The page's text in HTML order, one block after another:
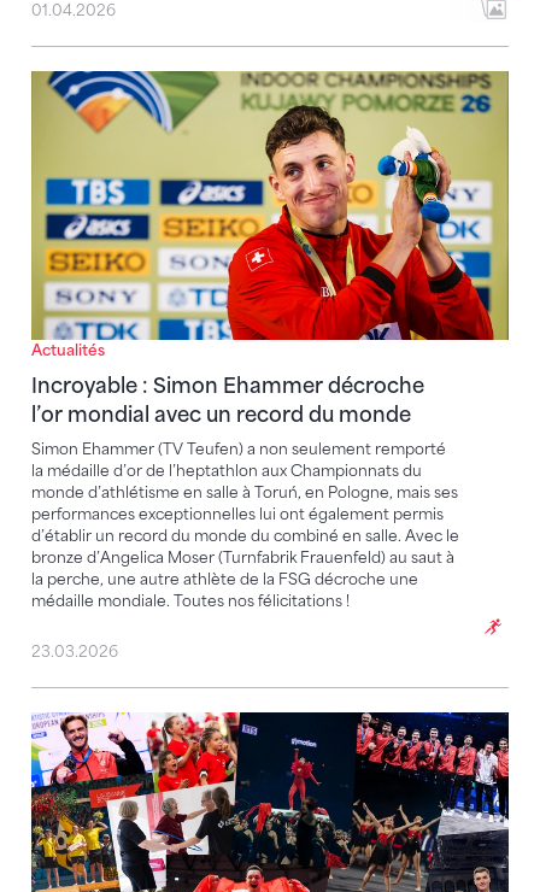
01.04.2026
Actualités
Incroyable : Simon Ehammer décroche
l’or mondial avec un record du monde
Simon Ehammer (TV Teufen) a non seulement remporté
la médaille d’or de l’heptathlon aux Championnats du
monde d’athlétisme en salle à Toruń, en Pologne, mais ses
performances exceptionnelles lui ont également permis
d’établir un record du monde du combiné en salle. Avec le
bronze d’Angelica Moser (Turnfabrik Frauenfeld) au saut à
la perche, une autre athlète de la FSG décroche une
médaille mondiale. Toutes nos félicitations !
Incroyable : Simon Ehammer décroche l’or
23.03.2026
FSG 2025 : une année riche en émotions et en